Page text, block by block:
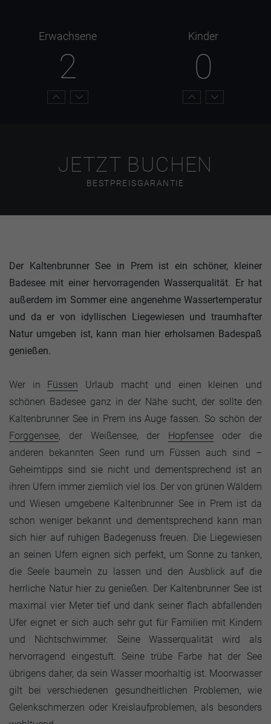
Erwachsene
2
Kinder
0
JETZT BUCHEN
BESTPREISGARANTIE
Der Kaltenbrunner See in Prem ist ein schöner, kleiner
Badesee mit einer hervorragenden Wasserqualität. Er hat
außerdem im Sommer eine angenehme Wassertemperatur
und da er von idyllischen Liegewiesen und traumhafter
Natur umgeben ist, kann man hier erholsamen Badespaß
genießen.
Wer in Füssen Urlaub macht und einen kleinen und
schönen Badesee ganz in der Nähe sucht, der sollte den
Kaltenbrunner See in Prem ins Auge fassen. So schön der
Forggensee, der Weißensee, der Hopfensee oder die
anderen bekannten Seen rund um Füssen auch sind –
Geheimtipps sind sie nicht und dementsprechend ist an
ihren Ufern immer ziemlich viel los. Der von grünen Wäldern
und Wiesen umgebene Kaltenbrunner See in Prem ist da
schon weniger bekannt und dementsprechend kann man
sich hier auf ruhigen Badegenuss freuen. Die Liegewiesen
an seinen Ufern eignen sich perfekt, um Sonne zu tanken,
die Seele baumeln zu lassen und den Ausblick auf die
herrliche Natur hier zu genießen. Der Kaltenbrunner See ist
maximal vier Meter tief und dank seiner flach abfallenden
Ufer eignet er sich auch sehr gut für Familien mit Kindern
und Nichtschwimmer. Seine Wasserqualität wird als
hervorragend eingestuft. Seine trübe Farbe hat der See
übrigens daher, da sein Wasser moorhaltig ist. Moorwasser
gilt bei verschiedenen gesundheitlichen Problemen, wie
Gelenkschmerzen oder Kreislaufproblemen, als besonders